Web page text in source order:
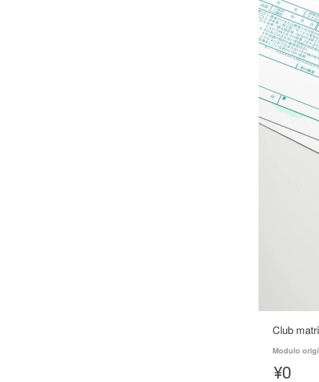
Club
Modulo
¥0